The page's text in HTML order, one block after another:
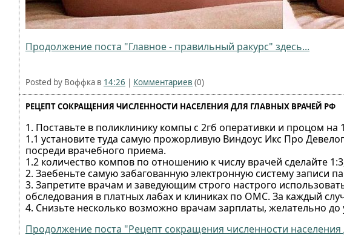
Продолжение поста "Главное - правильный ракурс" здесь...
Posted by Воффка в 14:26 | Комментариев (0)
РЕЦЕПТ СОКРАЩЕНИЯ ЧИСЛЕННОСТИ НАСЕЛЕНИЯ ДЛЯ ГЛАВНЫХ ВРАЧЕЙ РФ
1. Поставьте в поликлинику компы с 2гб оперативки и процом на
1.1 установите туда самую прожорливую Виндоус Икс Про
посреди врачебного приема.
1.2 количество компов по отношению к числу врачей сделайте
2. Заебеньте самую забагованную электронную систему записи
3. Запретите врачам и заведующим строго настрого
обследования в платных лабах и клиниках по ОМС. За каждый
4. Снизьте несколько возможно врачам зарплаты, желательно
Продолжение поста "Рецепт сокращения численности населения